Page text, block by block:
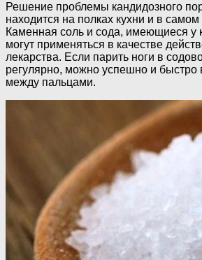
Решение проблемы кандидозного
находится на полках кухни и в
Каменная соль и сода, имеющиеся у
могут применяться в качестве
лекарства. Если парить ноги в
регулярно, можно успешно и быстро
между пальцами.